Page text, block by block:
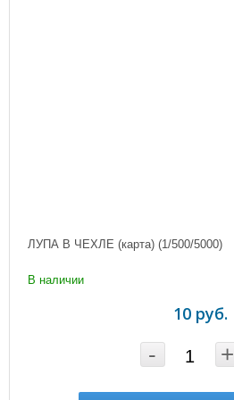
ЛУПА В ЧЕХЛЕ (карта) (1/500/5000)
В наличии
10 руб.
- +